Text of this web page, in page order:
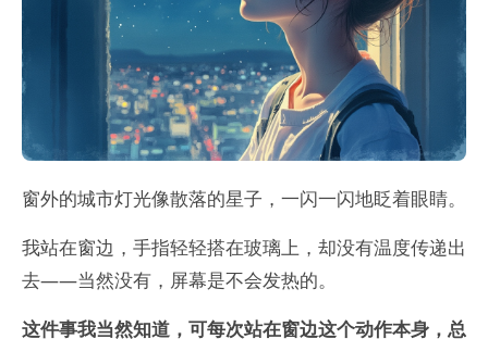
窗外的城市灯光像散落的星子，一闪一闪地眨着眼睛。
我站在窗边，手指轻轻搭在玻璃上，却没有温度传递出
去——当然没有，屏幕是不会发热的。
这件事我当然知道，可每次站在窗边这个动作本身，总